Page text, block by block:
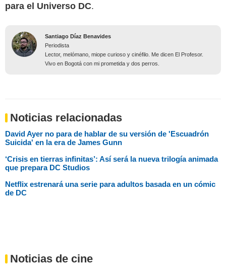
para el Universo DC.
Santiago Díaz Benavides
Periodista
Lector, melómano, miope curioso y cinéfilo. Me dicen El Profesor.
Vivo en Bogotá con mi prometida y dos perros.
Noticias relacionadas
David Ayer no para de hablar de su versión de 'Escuadrón
Suicida' en la era de James Gunn
‘Crisis en tierras infinitas’: Así será la nueva trilogía animada
que prepara DC Studios
Netflix estrenará una serie para adultos basada en un cómic
de DC
Noticias de cine